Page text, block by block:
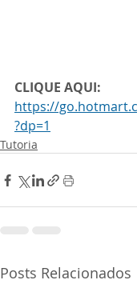
CLIQUE AQUI:
https://
?dp=1
Tutoria
Posts Relacionados